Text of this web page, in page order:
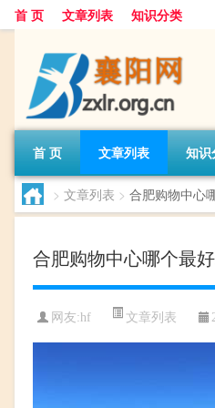
首 页 文章列表 知识分类
首 页 文章列表 知识
> 文章列表 > 合肥购物中心
合肥购物中心哪个最
网友:hf 文章列表